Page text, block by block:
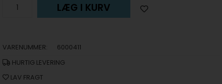
LÆG I KURV
VARENUMMER:
6000411
HURTIG LEVERING
LAV FRAGT